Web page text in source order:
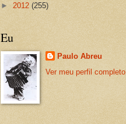
► 2012 (255)
Eu
Paulo Abreu
Ver meu perfil completo